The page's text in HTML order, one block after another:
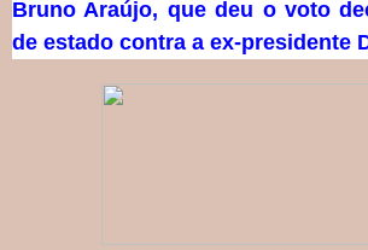
Bruno Araújo, que deu o voto
de estado contra a ex-presidente